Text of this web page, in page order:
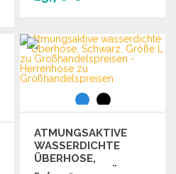
Angebot anfordern
ATMUNGSAKTIVE
WASSERDICHTE
ÜBERHOSE,
SCHWARZ, GRÖSSE L